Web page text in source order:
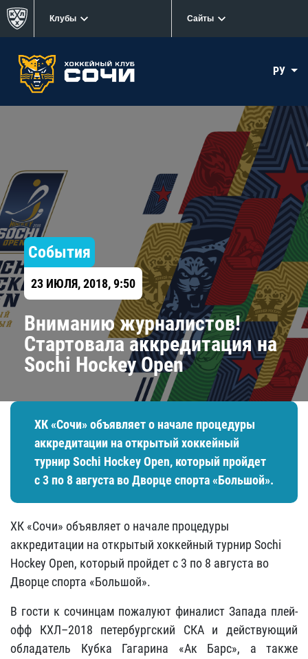
Клубы Сайты
РУ
События
23 ИЮЛЯ, 2018, 9:50
Вниманию журналистов!
Стартовала аккредитация на
Sochi Hockey Open
ХК «Сочи» объявляет о начале процедуры
аккредитации на открытый хоккейный
турнир Sochi Hockey Open, который пройдет
с 3 по 8 августа во Дворце спорта «Большой».
ХК «Сочи» объявляет о начале процедуры
аккредитации на открытый хоккейный турнир Sochi
Hockey Open, который пройдет с 3 по 8 августа во
Дворце спорта «Большой».
В гости к сочинцам пожалуют финалист Запада плей-
офф КХЛ–2018 петербургский СКА и действующий
обладатель Кубка Гагарина «Ак Барс», а также